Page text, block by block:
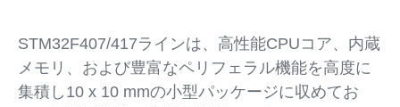
STM32F407/417ラインは、高性能CPUコア、内蔵
メモリ、および豊富なペリフェラル機能を高度に
集積し10 x 10 mmの小型パッケージに収めてお